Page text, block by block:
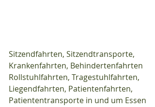
Sitzendfahrten, Sitzendtransporte,
Krankenfahrten, Behindertenfahrten
Rollstuhlfahrten, Tragestuhlfahrten,
Liegendfahrten, Patientenfahrten,
Patiententransporte in und um Essen